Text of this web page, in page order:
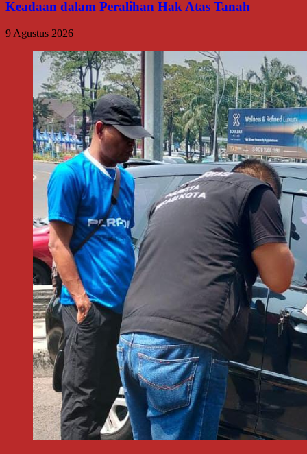
Keadaan dalam Peralihan Hak Atas Tanah
9 Agustus 2026